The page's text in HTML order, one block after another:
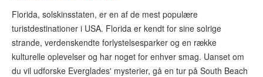
Florida, solskinsstaten, er en af de mest populære
turistdestinationer i USA. Florida er kendt for sine solrige
strande, verdenskendte forlystelsesparker og en række
kulturelle oplevelser og har noget for enhver smag. Uanset om
du vil udforske Everglades' mysterier, gå en tur på South Beach